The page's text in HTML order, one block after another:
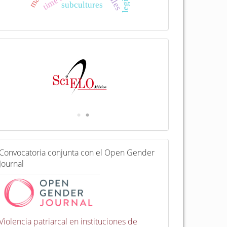
subcultures
C
o
Convocatoria conjunta con el Open Gender
Journal
patriarcal en instituciones de